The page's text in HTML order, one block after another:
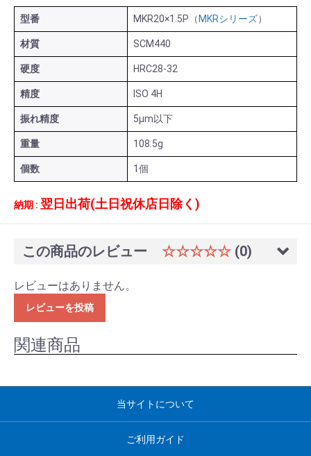
型番 MKR20×1.5P（ MKRシリーズ）
材質 SCM440
硬度 HRC28-32
精度 ISO 4H
振れ精度 5μm以下
重量 108.5g
個数 1個
納期 : 翌日出荷(土日祝休店日除く)
この商品のレビュー ☆☆☆☆☆ (0)
レビューはありません。
レビューを投稿
関連商品
当サイトについて
ご利用ガイド